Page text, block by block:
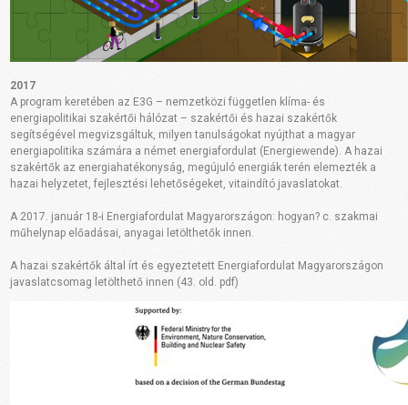
2017
A program keretében az E3G – nemzetközi független klíma- és
energiapolitikai szakértői hálózat – szakértői és hazai szakértők
segítségével megvizsgáltuk, milyen tanulságokat nyújthat a magyar
energiapolitika számára a német energiafordulat (Energiewende). A hazai
szakértők az energiahatékonyság, megújuló energiák terén elemezték a
hazai helyzetet, fejlesztési lehetőségeket, vitaindító javaslatokat.
A 2017. január 18-i Energiafordulat Magyarországon: hogyan? c. szakmai
műhelynap előadásai, anyagai letölthetők innen.
A hazai szakértők által írt és egyeztetett Energiafordulat Magyarországon
javaslatcsomag letölthető innen (43. old. pdf)